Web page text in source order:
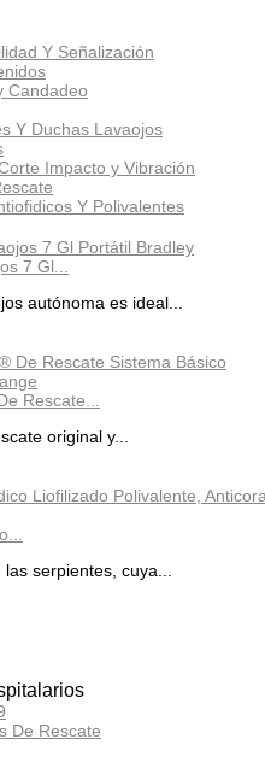
Y Señalización
Candadeo
Y Duchas Lavaojos
Impacto y Vibración
Y Polivalentes
7 Gl...
autónoma es ideal...
Rescate...
original y...
serpientes, cuya...
De Rescate